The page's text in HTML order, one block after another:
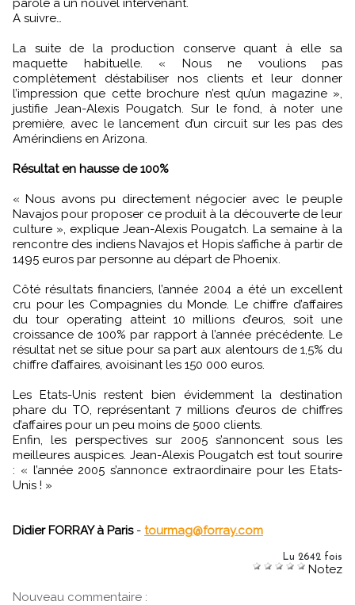
parole à un nouvel intervenant.
A suivre…
La suite de la production conserve quant à elle sa
maquette habituelle. « Nous ne voulions pas
complètement déstabiliser nos clients et leur donner
l’impression que cette brochure n’est qu’un magazine »,
justifie Jean-Alexis Pougatch. Sur le fond, à noter une
première, avec le lancement d’un circuit sur les pas des
Amérindiens en Arizona.
Résultat en hausse de 100%
« Nous avons pu directement négocier avec le peuple
Navajos pour proposer ce produit à la découverte de leur
culture », explique Jean-Alexis Pougatch. La semaine à la
rencontre des indiens Navajos et Hopis s’affiche à partir de
1495 euros par personne au départ de Phoenix.
Côté résultats financiers, l’année 2004 a été un excellent
cru pour les Compagnies du Monde. Le chiffre d’affaires
du tour operating atteint 10 millions d’euros, soit une
croissance de 100% par rapport à l’année précédente. Le
résultat net se situe pour sa part aux alentours de 1,5% du
chiffre d’affaires, avoisinant les 150 000 euros.
Les Etats-Unis restent bien évidemment la destination
phare du TO, représentant 7 millions d’euros de chiffres
d’affaires pour un peu moins de 5000 clients.
Enfin, les perspectives sur 2005 s’annoncent sous les
meilleures auspices. Jean-Alexis Pougatch est tout sourire
: « l’année 2005 s’annonce extraordinaire pour les Etats-
Unis ! »
Didier FORRAY à Paris- tourmag@forray.com
Lu 2642 fois
Notez
Nouveau commentaire :